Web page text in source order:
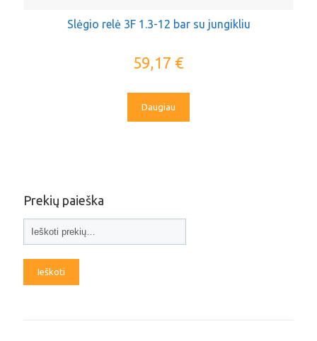
Slėgio relė 3F 1.3-12 bar su jungikliu
59,17 €
Daugiau
Prekių paieška
Ieškoti